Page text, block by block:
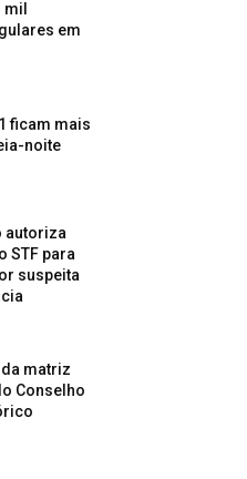
em
ficam mais
noite
autoriza
STF para
suspeita
matriz
Conselho